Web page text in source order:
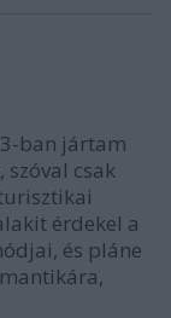
ban jártam
csak
érdekel a
és pláne